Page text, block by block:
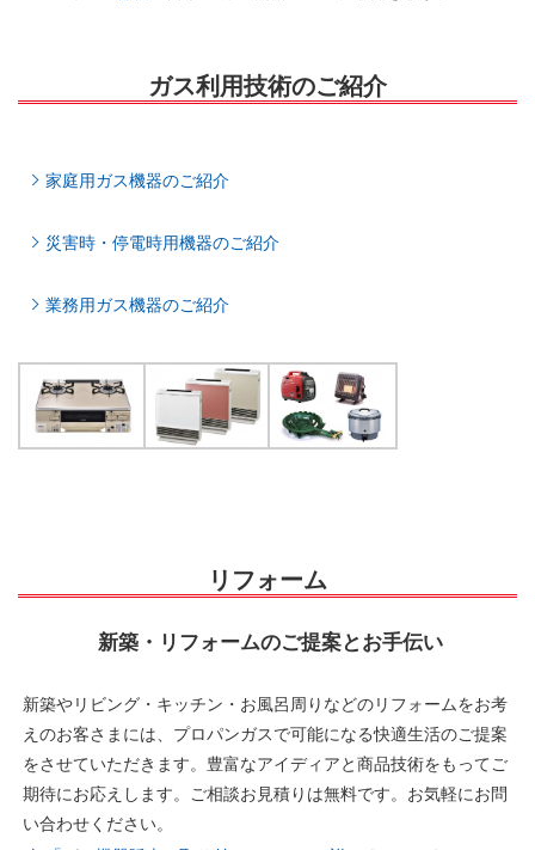
ガス利用技術のご紹介
家庭用ガス機器のご紹介
災害時・停電時用機器のご紹介
業務用ガス機器のご紹介
リフォーム
新築・リフォームのご提案とお手伝い
新築やリビング・キッチン・お風呂周りなどのリフォームをお考
えのお客さまには、プロパンガスで可能になる快適生活のご提案
をさせていただきます。豊富なアイディアと商品技術をもってご
期待にお応えします。ご相談お見積りは無料です。お気軽にお問
い合わせください。